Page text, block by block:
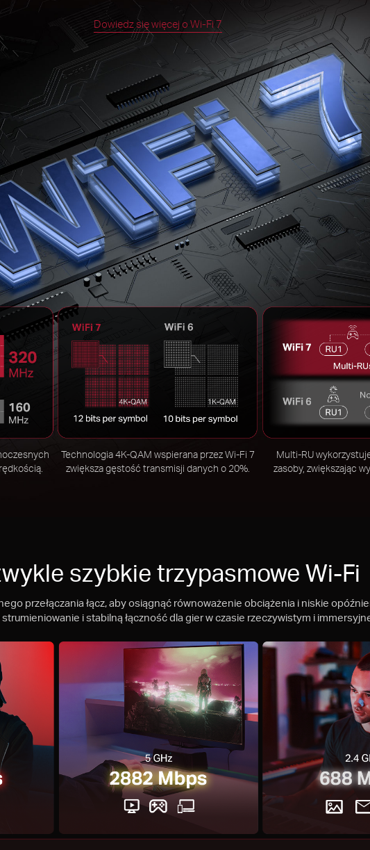
Dowiedz się więcej o Wi-Fi 7
Technologia 4K-QAM wspierana przez Wi-Fi 7
zwiększa gęstość transmisji danych o 20%.
Multi-RU
zasoby, zwiększając
szybkie trzypasmowe Wi-Fi
przełączania łącz, aby osiągnąć równoważenie obciążenia i niskie
i stabilną łączność dla gier w czasie rzeczywistym i